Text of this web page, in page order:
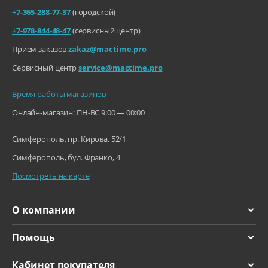
О компании
Помощь
Кабинет покупателя
+7-365-288-77-37(городской)
+7-978-844-48-47(сервисный центр)
Приём заказовzakaz@mactime.pro
Сервисный центрservice@mactime.pro
Время работы магазинов
Онлайн-магазин: ПН-ВС 9:00 — 00:00
Симферополь, пр. Кирова, 52/1
Симферополь, бул. Франко, 4
Посмотреть на карте